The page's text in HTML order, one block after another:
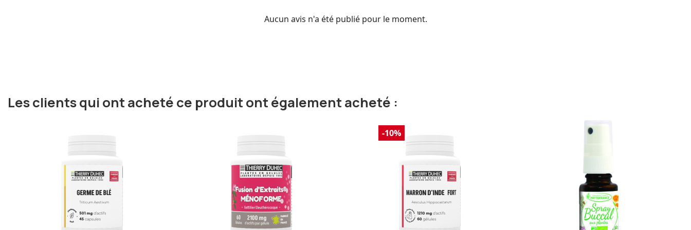
Aucun avis n'a été publié pour le moment.
Les clients qui ont acheté ce produit ont également acheté :
-10%